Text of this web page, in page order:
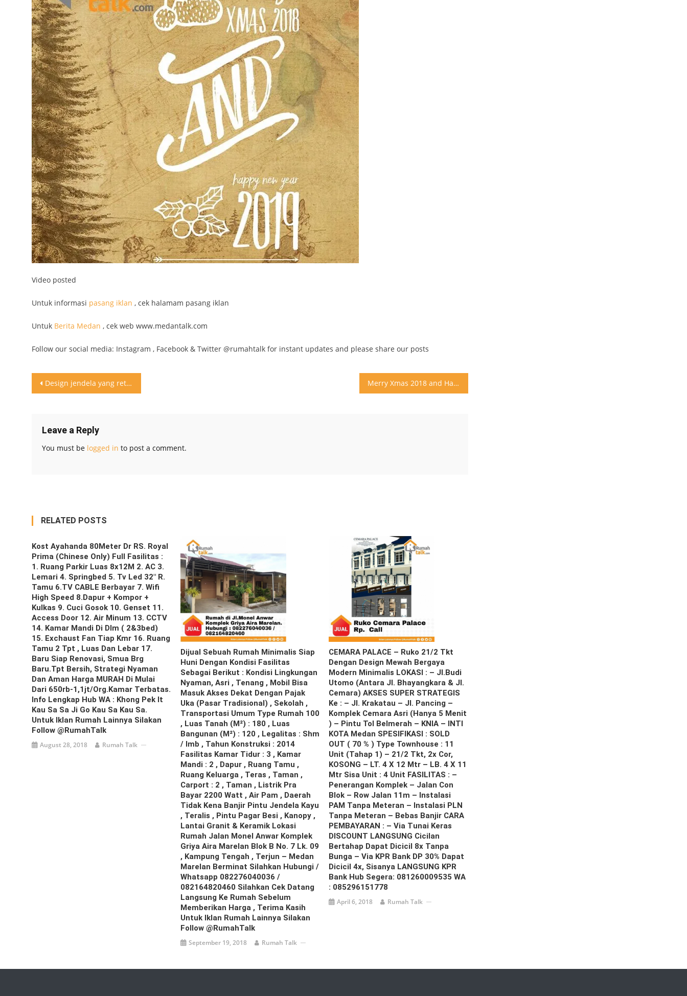
Video posted
Untuk informasi pasang iklan , cek halamam pasang iklan
Untuk Berita Medan , cek web www.medantalk.com
Follow our social media: Instagram , Facebook & Twitter @rumahtalk for instant updates and please share our posts
Post
Design jendela yang retro dan modern Suka Kali design ini Merry Xmas 2018 and Happy New Year 2019 Bagi Semuanya
Leave a Reply
You must be logged in to post a comment.
RELATED POSTS
Kost Ayahanda 80Meter Dr RS. Royal
Prima (Chinese Only) Full Fasilitas :
1. Ruang Parkir Luas 8x12M 2. AC 3.
Lemari 4. Springbed 5. Tv Led 32″ R.
Tamu 6.TV CABLE Berbayar 7. Wifi
High Speed 8.dapur + Kompor +
Kulkas 9. Cuci Gosok 10. Genset 11.
Access Door 12. Air Minum 13. CCTV
14. Kamar Mandi Di Dlm ( 2&3bed)
15. Exchaust Fan Tiap Kmr 16. Ruang
Tamu 2 Tpt , Luas Dan Lebar 17.
Baru Siap Renovasi, Smua Brg
Baru.tpt Bersih, Strategi Nyaman
Dan Aman Harga MURAH Di Mulai
Dari 650rb-1,1jt/org.Kamar Terbatas.
Info Lengkap Hub WA : Khong Pek It
Kau Sa Sa Ji Go Kau Sa Kau Sa.
Untuk Iklan Rumah Lainnya Silakan
Follow @RumahTalk
August 28, 2018 Rumah Talk
Dijual Sebuah Rumah Minimalis Siap
Huni Dengan Kondisi Fasilitas
Sebagai Berikut : Kondisi Lingkungan
Nyaman, Asri , Tenang , Mobil Bisa
Masuk Akses Dekat Dengan Pajak
Uka (pasar Tradisional) , Sekolah ,
Transportasi Umum Type Rumah 100
, Luas Tanah (m²) : 180 , Luas
Bangunan (m²) : 120 , Legalitas : Shm
/ Imb , Tahun Konstruksi : 2014
Fasilitas Kamar Tidur : 3 , Kamar
Mandi : 2 , Dapur , Ruang Tamu ,
Ruang Keluarga , Teras , Taman ,
Carport : 2 , Taman , Listrik Pra
Bayar 2200 Watt , Air Pam , Daerah
Tidak Kena Banjir Pintu Jendela Kayu
, Teralis , Pintu Pagar Besi , Kanopy ,
Lantai Granit & Keramik Lokasi
Rumah Jalan Monel Anwar Komplek
Griya Aira Marelan Blok B No. 7 Lk. 09
, Kampung Tengah , Terjun – Medan
Marelan Berminat Silahkan Hubungi /
Whatsapp 082276040036 /
082164820460 Silahkan Cek Datang
Langsung Ke Rumah Sebelum
Memberikan Harga , Terima Kasih
Untuk Iklan Rumah Lainnya Silakan
Follow @RumahTalk
September 19, 2018 Rumah Talk
CEMARA PALACE – Ruko 21/2 Tkt
Dengan Design Mewah Bergaya
Modern Minimalis LOKASI : – Jl.Budi
Utomo (antara Jl. Bhayangkara & Jl.
Cemara) AKSES SUPER STRATEGIS
Ke : – Jl. Krakatau – Jl. Pancing –
Komplek Cemara Asri (Hanya 5 Menit
) – Pintu Tol Belmerah – KNIA – INTI
KOTA Medan SPESIFIKASI : SOLD
OUT ( 70 % ) Type Townhouse : 11
Unit (Tahap 1) – 21/2 Tkt, 2x Cor,
KOSONG – LT. 4 X 12 Mtr – LB. 4 X 11
Mtr Sisa Unit : 4 Unit FASILITAS : –
Penerangan Komplek – Jalan Con
Blok – Row Jalan 11m – Instalasi
PAM Tanpa Meteran – Instalasi PLN
Tanpa Meteran – Bebas Banjir CARA
PEMBAYARAN : – Via Tunai Keras
DISCOUNT LANGSUNG Cicilan
Bertahap Dapat Dicicil 8x Tanpa
Bunga – Via KPR Bank DP 30% Dapat
Dicicil 4x, Sisanya LANGSUNG KPR
Bank Hub Segera: 081260009535 WA
: 085296151778
April 6, 2018 Rumah Talk